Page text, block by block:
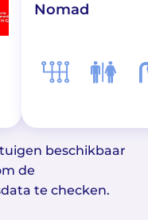
Nomad
beschikbaar
de
te checken.